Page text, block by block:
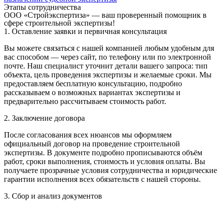
Этапы сотрудничества
ООО «Стройэкспертиза» — ваш проверенный помощник в
сфере строительной экспертизы!
1. Оставление заявки и первичная консультация
Вы можете связаться с нашей компанией любым удобным для
вас способом — через сайт, по телефону или по электронной
почте. Наш специалист уточнит детали вашего запроса: тип
объекта, цель проведения экспертизы и желаемые сроки. Мы
предоставляем бесплатную консультацию, подробно
рассказываем о возможных вариантах экспертизы и
предварительно рассчитываем стоимость работ.
2. Заключение договора
После согласования всех нюансов мы оформляем
официальный договор на проведение строительной
экспертизы. В документе подробно прописываются объём
работ, сроки выполнения, стоимость и условия оплаты. Вы
получаете прозрачные условия сотрудничества и юридические
гарантии исполнения всех обязательств с нашей стороны.
3. Сбор и анализ документов